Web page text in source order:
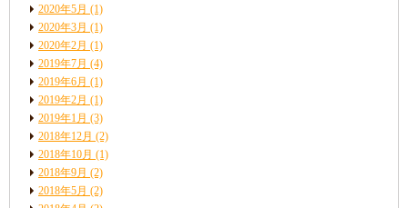
2020年5月 (1)
2020年3月 (1)
2020年2月 (1)
2019年7月 (4)
2019年6月 (1)
2019年2月 (1)
2019年1月 (3)
2018年12月 (2)
2018年10月 (1)
2018年9月 (2)
2018年5月 (2)